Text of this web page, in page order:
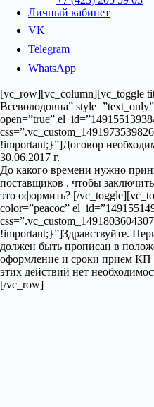
Личный кабинет
VK
Telegram
WhatsApp
[vc_row][vc_column][vc_toggle
Всеволодовна”
open=”true”
!important;}”]Договор
30.06.2017 г.
До какого времени нужно
поставщиков . чтобы
это оформить? [/
color=”peacoc”
!important;}”]Здравствуйте.
должен быть прописан в
оформление и сроки прием
этих действий нет
[/vc_row]